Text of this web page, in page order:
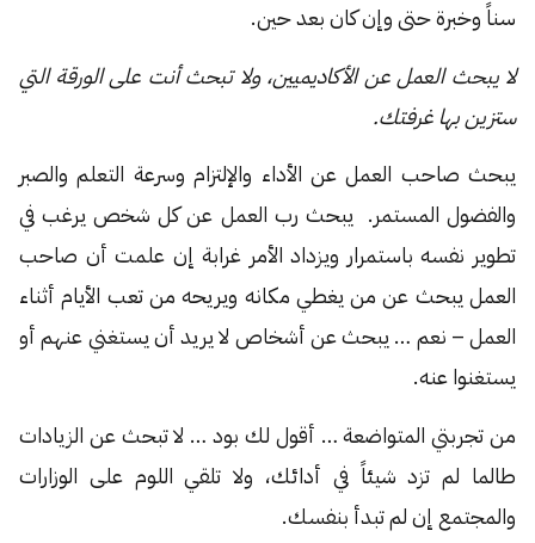
سناً وخبرة حتى وإن كان بعد حين.
لا يبحث العمل عن الأكاديميين، ولا تبحث أنت على الورقة التي
ستزين بها غرفتك.
يبحث صاحب العمل عن الأداء والإلتزام وسرعة التعلم والصبر
والفضول المستمر. يبحث رب العمل عن كل شخص يرغب في
تطوير نفسه باستمرار ويزداد الأمر غرابة إن علمت أن صاحب
العمل يبحث عن من يغطي مكانه ويريحه من تعب الأيام أثناء
العمل – نعم … يبحث عن أشخاص لا يريد أن يستغني عنهم أو
يستغنوا عنه.
من تجربتي المتواضعة … أقول لك بود … لا تبحث عن الزيادات
طالما لم تزد شيئاً في أدائك، ولا تلقي اللوم على الوزارات
والمجتمع إن لم تبدأ بنفسك.